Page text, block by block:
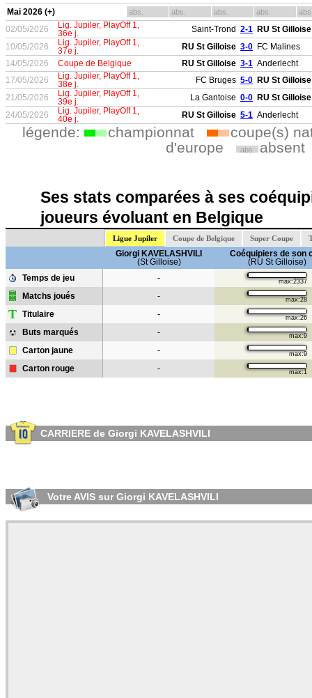
Mai 2026 (+) abs. abs. abs. abs.
02/05/2026
Lig. Jupiler, PlayOff 1,
36e j.
Saint-Trond 2-1 RU St Gilloise
10/05/2026
Lig. Jupiler, PlayOff 1,
37e j.
RU St Gilloise 3-0 FC Malines
14/05/2026
Coupe de Belgique RU St Gilloise 3-1 Anderlecht
17/05/2026
Lig. Jupiler, PlayOff 1,
38e j.
FC Bruges 5-0 RU St Gilloise
21/05/2026
Lig. Jupiler, PlayOff 1,
39e j.
La Gantoise 0-0 RU St Gilloise
24/05/2026
Lig. Jupiler, PlayOff 1,
40e j.
RU St Gilloise 5-1 Anderlecht
légende: championnat
coupe(s)
d'europe
abs. absent
Ses stats comparées à ses
joueurs évoluant en Belgique
Ligue Jupiler Coupe de Belgique Super Coupe
Giorgi KAVELASHVILI
(St Gilloise)
Coéquipiers de son
(RU St Gilloise)
Temps de jeu
- max:2337
Matchs joués - max:28
T Titulaire - max:26
Buts marqués - max:9
Carton jaune - max:9
Carton rouge - max:1
CARRIERE de Giorgi KAVELASHVILI
Votre AVIS sur Giorgi KAVELASHVILI